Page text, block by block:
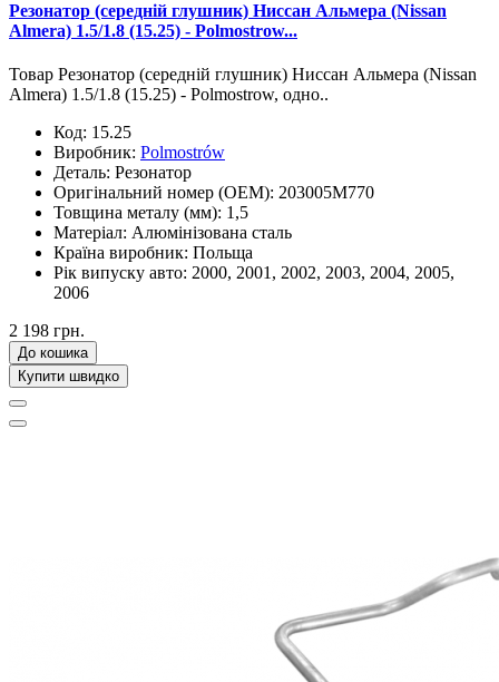
Резонатор (середній глушник) Ниссан Альмера (Nissan
Almera) 1.5/1.8 (15.25) - Polmostrow...
Товар Резонатор (середній глушник) Ниссан Альмера (Nissan
Almera) 1.5/1.8 (15.25) - Polmostrow, одно..
Код: 15.25
Виробник: Polmostrów
Деталь: Резонатор
Оригінальний номер (OEM): 203005M770
Товщина металу (мм): 1,5
Матеріал: Алюмінізована сталь
Країна виробник: Польща
Рік випуску авто: 2000, 2001, 2002, 2003, 2004, 2005,
2006
2 198 грн.
До кошика
Купити швидко